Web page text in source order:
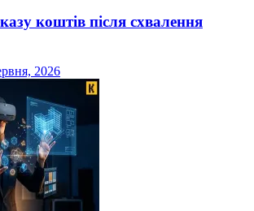
коштів після схвалення
2026